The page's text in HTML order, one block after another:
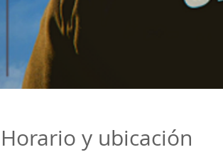
Horario y ubicación